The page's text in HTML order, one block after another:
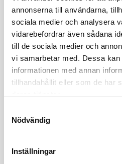
annonserna till användarna,
sociala medier och analysera
vidarebefordrar även sådana
till de sociala medier och
vi samarbetar med. Dessa
informationen med annan
tillhandahållit eller som de har
Nödvändig
Inställningar
kronor
4 juni 2026
Insändare:
godtyckliga
– nu ska